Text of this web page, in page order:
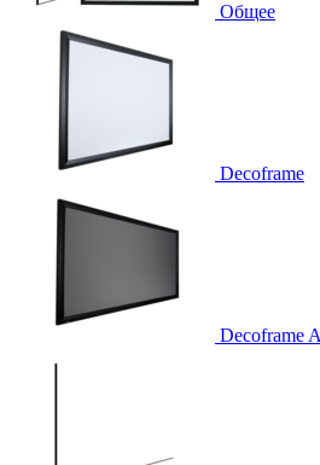
Общее
Decoframe
Decoframe